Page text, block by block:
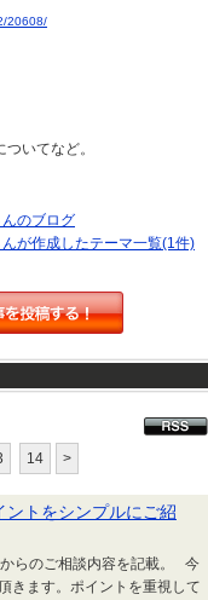
20608/
いてなど。
んのブログ
んが作成したテーマ一覧(1件)
14 >
トをシンプルにご紹
らのご相談内容を記載。 今
きます。ポイントを重視して